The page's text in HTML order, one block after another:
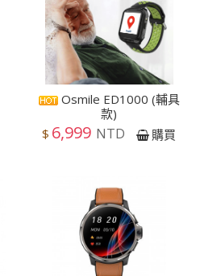
Osmile ED1000 (輔具
款)
$ 6,999 NTD 購買